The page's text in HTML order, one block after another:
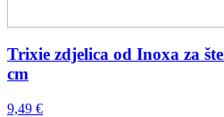
Trixie zdjelica od Inoxa za
cm
9,49 €